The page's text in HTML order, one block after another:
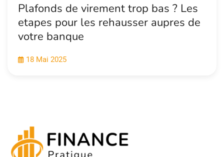
Plafonds de virement trop bas ? Les
etapes pour les rehausser aupres de
votre banque
18 Mai 2025